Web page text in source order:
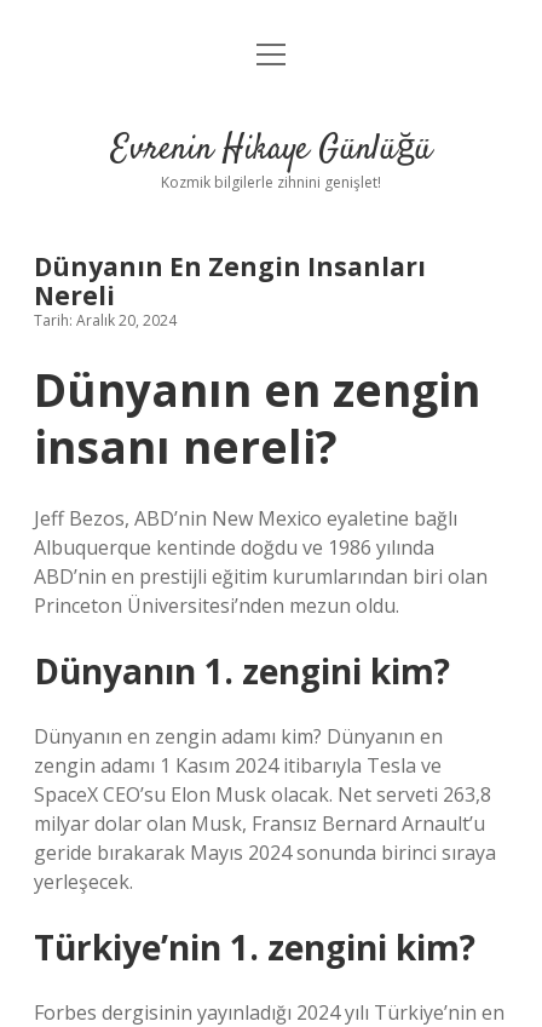
Anasayfa
Yasal Uyarı
menüyü
Evrenin Hikaye Günlüğü
Kozmik bilgilerle zihnini genişlet!
Dünyanın En Zengin Insanları
Nereli
Tarih: Aralık 20, 2024
Dünyanın en zengin
insanı nereli?
Jeff Bezos, ABD’nin New Mexico eyaletine bağlı
Albuquerque kentinde doğdu ve 1986 yılında
ABD’nin en prestijli eğitim kurumlarından biri olan
Princeton Üniversitesi’nden mezun oldu.
Dünyanın 1. zengini kim?
Dünyanın en zengin adamı kim? Dünyanın en
zengin adamı 1 Kasım 2024 itibarıyla Tesla ve
SpaceX CEO’su Elon Musk olacak. Net serveti 263,8
milyar dolar olan Musk, Fransız Bernard Arnault’u
geride bırakarak Mayıs 2024 sonunda birinci sıraya
yerleşecek.
Türkiye’nin 1. zengini kim?
Forbes dergisinin yayınladığı 2024 yılı Türkiye’nin en